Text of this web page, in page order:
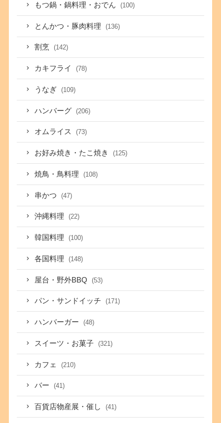
もつ鍋・鍋料理・おでん (100)
とんかつ・豚肉料理 (136)
割烹 (142)
カキフライ (78)
うなぎ (109)
ハンバーグ (206)
オムライス (73)
お好み焼き・たこ焼き (125)
焼鳥・鳥料理 (108)
串かつ (47)
沖縄料理 (22)
韓国料理 (100)
各国料理 (148)
屋台・野外BBQ (53)
パン・サンドイッチ (171)
ハンバーガー (48)
スイーツ・お菓子 (321)
カフェ (210)
バー (41)
百貨店物産展・催し (41)